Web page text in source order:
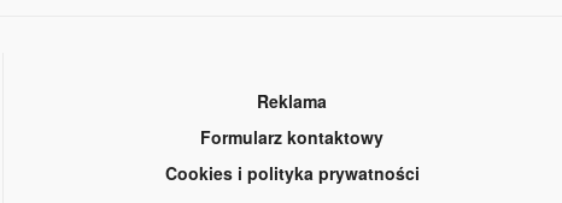
Reklama
Formularz kontaktowy
Cookies i polityka prywatności